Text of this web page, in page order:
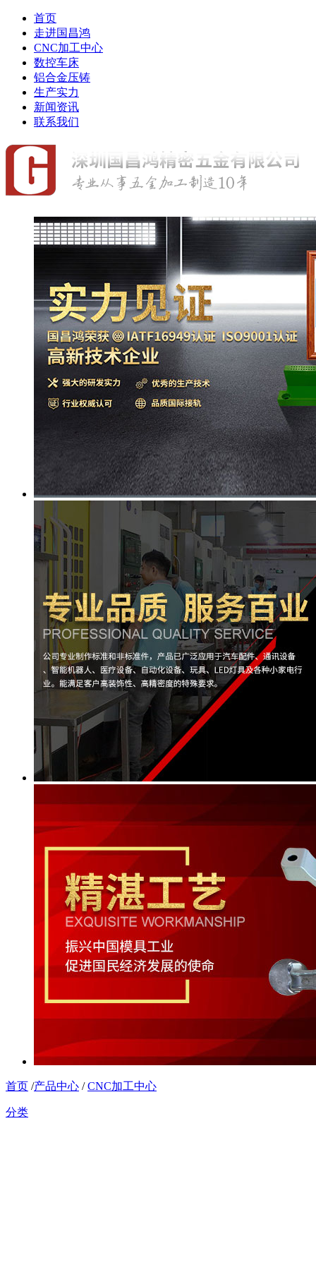
首页
走进国昌鸿
CNC加工中心
数控车床
铝合金压铸
生产实力
新闻资讯
联系我们
首页 /产品中心 /CNC加工中心
分类